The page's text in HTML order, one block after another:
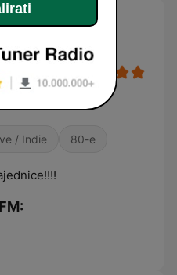
Brod
/ Indie 80-e